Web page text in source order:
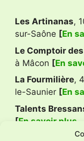
Les Artinanas,
sur-Saône [En
Le Comptoir
à Mâcon [En
La Fourmilière,
le-Saunier [En
Talents
[En savoir plus …